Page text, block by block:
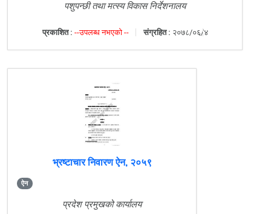
पशुपन्छी तथा मत्स्य विकास निर्देशनालय
प्रकाशित : --उपलब्ध नभएको -- संग्रहित : २०७८/०६/४
भ्रष्टाचार निवारण ऐन, २०५९
ऐन
प्रदेश प्रमुखको कार्यालय